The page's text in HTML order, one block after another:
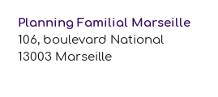
Planning Familial Marseille
106, boulevard National
13003 Marseille